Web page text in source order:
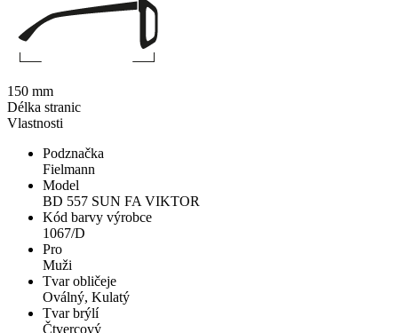
Vlastnosti
Podznačka
Fielmann
Model
BD 557 SUN FA VIKTOR
Kód barvy výrobce
1067/D
Pro
Muži
Tvar obličeje
Oválný, Kulatý
Tvar brýlí
Čtvercový
150 mm
Délka stranic